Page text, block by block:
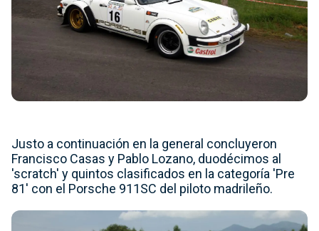
Justo a continuación en la general concluyeron
Francisco Casas y Pablo Lozano, duodécimos al
'scratch' y quintos clasificados en la categoría 'Pre
81' con el Porsche 911SC del piloto madrileño.